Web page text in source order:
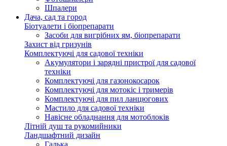
Шпалери
Дача, сад та город
Біотуалети і біопрепарати
Засоби для вигрібних ям, біопрепарати
Захист від гризунів
Комплектуючі для садової техніки
Акумулятори і зарядні пристрої для садової
техніки
Комплектуючі для газонокосарок
Комплектуючі для мотокіс і тримерів
Комплектуючі для пил ланцюгових
Мастило для садової техніки
Навісне обладнання для мотоблоків
Літній душ та рукомийники
Ландшафтний дизайн
Галька